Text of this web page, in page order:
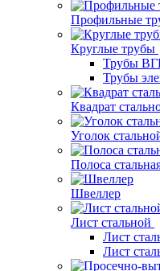
Профильные
Круглые трубы
Трубы
Трубы
Квадрат
Уголок
Полоса
Швеллер
Лист стальной
Лист
Лист